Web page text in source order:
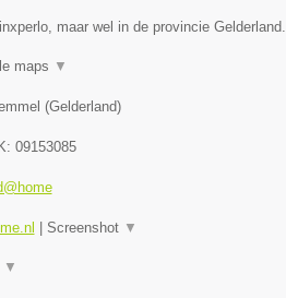
maar wel in de provincie Gelderland.
maps ▼
(Gelderland)
09153085
Screenshot ▼
▼